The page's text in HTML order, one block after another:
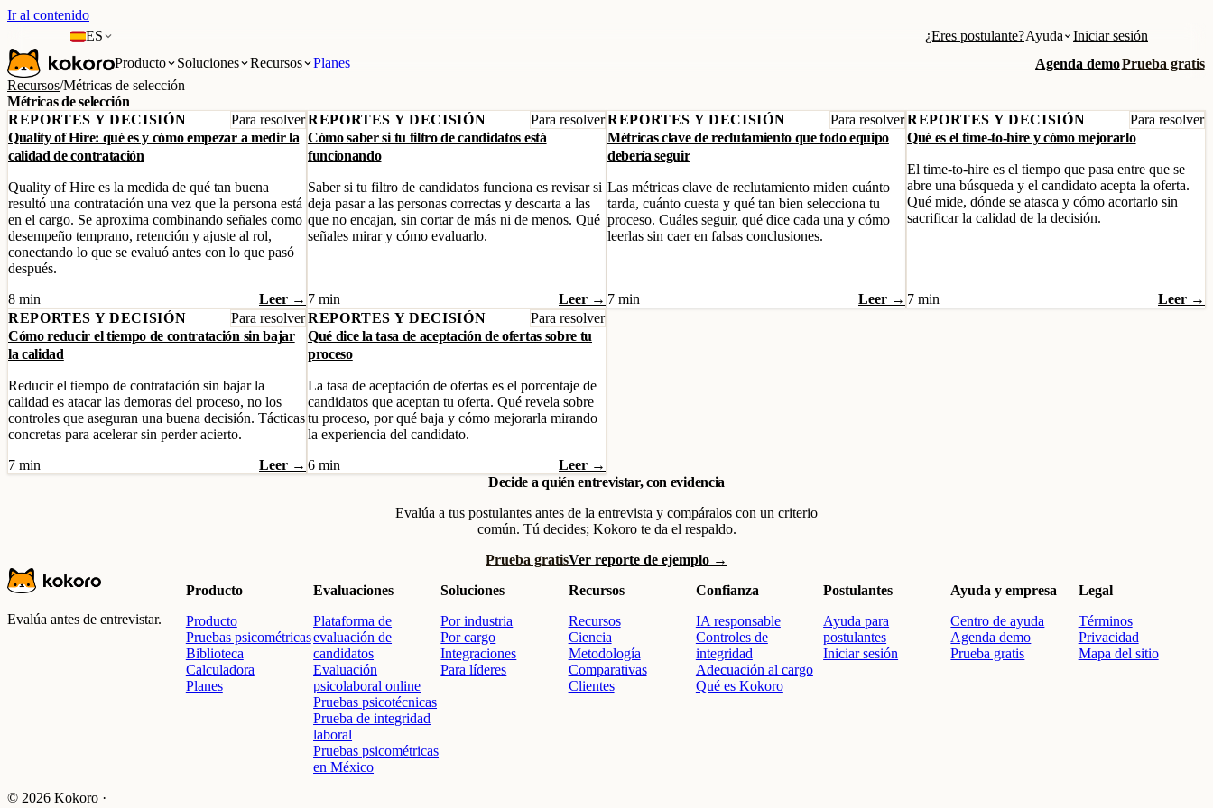
Ir al contenido
ES
¿Eres postulante?Ayuda
Iniciar sesión
Producto
Soluciones Recursos Planes Agenda demoPrueba gratis
Recursos/Métricas de selección
Métricas de selección
REPORTES Y DECISIÓN
Para resolver
Quality of Hire: qué es y cómo empezar a medir la
calidad de contratación
Quality of Hire es la medida de qué tan buena
resultó una contratación una vez que la persona está
en el cargo. Se aproxima combinando señales como
desempeño temprano, retención y ajuste al rol,
conectando lo que se evaluó antes con lo que pasó
después.
8 min
Leer →
REPORTES Y DECISIÓN
Para resolver
Cómo saber si tu filtro de candidatos está
funcionando
Saber si tu filtro de candidatos funciona es revisar si
deja pasar a las personas correctas y descarta a las
que no encajan, sin cortar de más ni de menos. Qué
señales mirar y cómo evaluarlo.
7 min Leer →
REPORTES Y DECISIÓN
Para resolver
Métricas clave de reclutamiento que todo equipo
debería seguir
Las métricas clave de reclutamiento miden cuánto
tarda, cuánto cuesta y qué tan bien selecciona tu
proceso. Cuáles seguir, qué dice cada una y cómo
leerlas sin caer en falsas conclusiones.
7 min Leer →
REPORTES Y DECISIÓN
Para resolver
Qué es el time-to-hire y cómo mejorarlo
El time-to-hire es el tiempo que pasa entre que se
abre una búsqueda y el candidato acepta la oferta.
Qué mide, dónde se atasca y cómo acortarlo sin
sacrificar la calidad de la decisión.
7 min
Leer →
REPORTES Y DECISIÓN
Para resolver
Cómo reducir el tiempo de contratación sin bajar
la calidad
Reducir el tiempo de contratación sin bajar la
calidad es atacar las demoras del proceso, no los
controles que aseguran una buena decisión. Tácticas
concretas para acelerar sin perder acierto.
7 min
Leer →
REPORTES Y DECISIÓN
Para resolver
Qué dice la tasa de aceptación de ofertas sobre tu
proceso
La tasa de aceptación de ofertas es el porcentaje de
candidatos que aceptan tu oferta. Qué revela sobre
tu proceso, por qué baja y cómo mejorarla mirando
la experiencia del candidato.
6 min
Leer →
Decide a quién entrevistar, con evidencia
Evalúa a tus postulantes antes de la entrevista y compáralos con un criterio
común. Tú decides; Kokoro te da el respaldo.
Prueba gratisVer reporte de ejemplo →
Evalúa antes de entrevistar.
Producto
Producto
Pruebas psicométricas
Biblioteca
Calculadora
Planes
Evaluaciones
Plataforma de
evaluación de
candidatos
Evaluación
psicolaboral online
Pruebas psicotécnicas
Prueba de integridad
laboral
Pruebas psicométricas
en México
Soluciones
Por industria
Por cargo
Integraciones
Para líderes
Recursos
Recursos
Ciencia
Metodología
Comparativas
Clientes
Confianza
IA responsable
Controles de
integridad
Adecuación al cargo
Qué es Kokoro
Postulantes
Ayuda para
postulantes
Iniciar sesión
Ayuda y empresa
Centro de ayuda
Agenda demo
Prueba gratis
Legal
Términos
Privacidad
Mapa del sitio
© 2026 Kokoro ·